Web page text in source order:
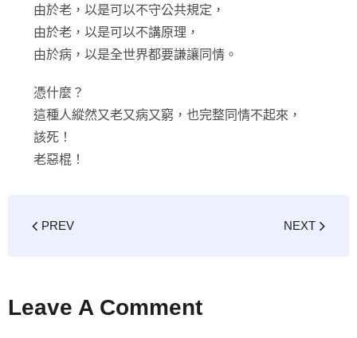
由於老，以是可以不守公共規定，
由於老，以是可以不講原理，
由於病，以是全世界都要謙讓同情。
憑什麼？
這種人縱然又老又病又窮，也完整同情不起來，
該死！
老惡棍！
PREV NEXT
Leave A Comment